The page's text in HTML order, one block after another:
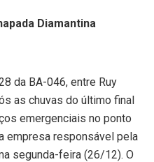
Diamantina
da BA-046, entre Ruy
as chuvas do último final
emergenciais no ponto
empresa responsável pela
segunda-feira (26/12). O